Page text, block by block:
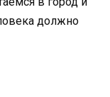
должно